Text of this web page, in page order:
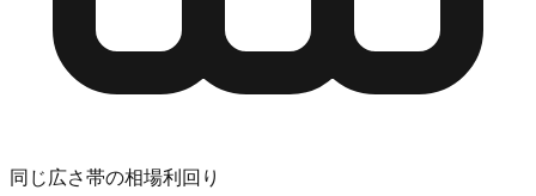
同じ広さ帯の相場利回り